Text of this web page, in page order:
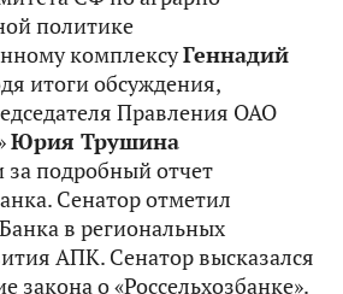
политике
комплексуГеннадий
итоги обсуждения,
Правления ОАО
Юрия Трушина
за подробный отчет
Сенатор отметил
в региональных
АПК. Сенатор высказался
закона о «Россельхозбанке».